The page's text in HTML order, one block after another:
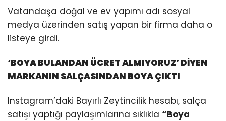
Vatandaşa doğal ve ev yapımı adı sosyal
medya üzerinden satış yapan bir firma daha o
listeye girdi.
‘BOYA BULANDAN ÜCRET ALMIYORUZ’ DİYEN
MARKANIN SALÇASINDAN BOYA ÇIKTI
Instagram’daki Bayırlı Zeytincilik hesabı, salça
satışı yaptığı paylaşımlarına sıklıkla “Boya